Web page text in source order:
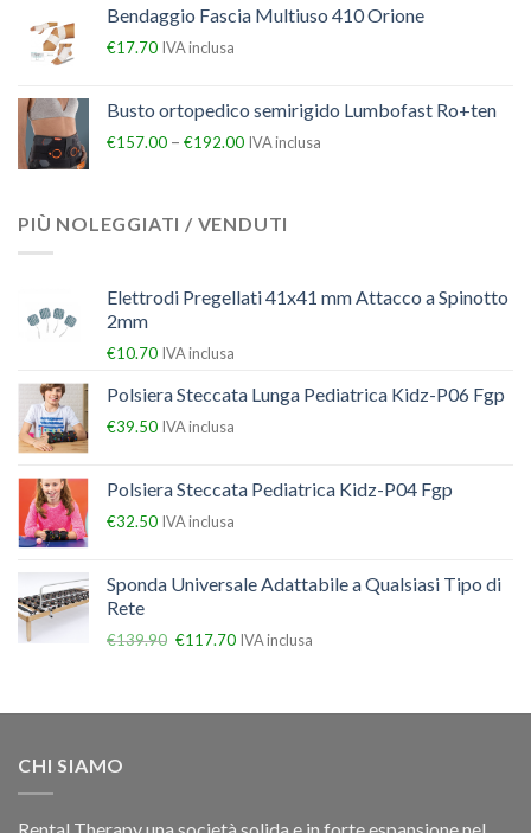
Bendaggio Fascia Multiuso 410 Orione
€17.70 IVA inclusa
Busto ortopedico semirigido Lumbofast Ro+ten
€157.00 – €192.00 IVA inclusa
PIÙ NOLEGGIATI / VENDUTI
Elettrodi Pregellati 41x41 mm Attacco a Spinotto
2mm
€10.70 IVA inclusa
Polsiera Steccata Lunga Pediatrica Kidz-P06 Fgp
€39.50 IVA inclusa
Polsiera Steccata Pediatrica Kidz-P04 Fgp
€32.50 IVA inclusa
Sponda Universale Adattabile a Qualsiasi Tipo di
Rete
€139.90 €117.70 IVA inclusa
CHI SIAMO